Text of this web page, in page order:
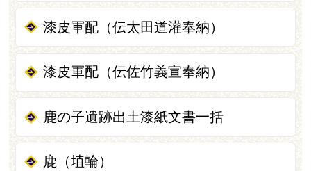
漆皮軍配（伝太田道灌奉納）
漆皮軍配（伝佐竹義宣奉納）
鹿の子遺跡出土漆紙文書一括
鹿（埴輪）